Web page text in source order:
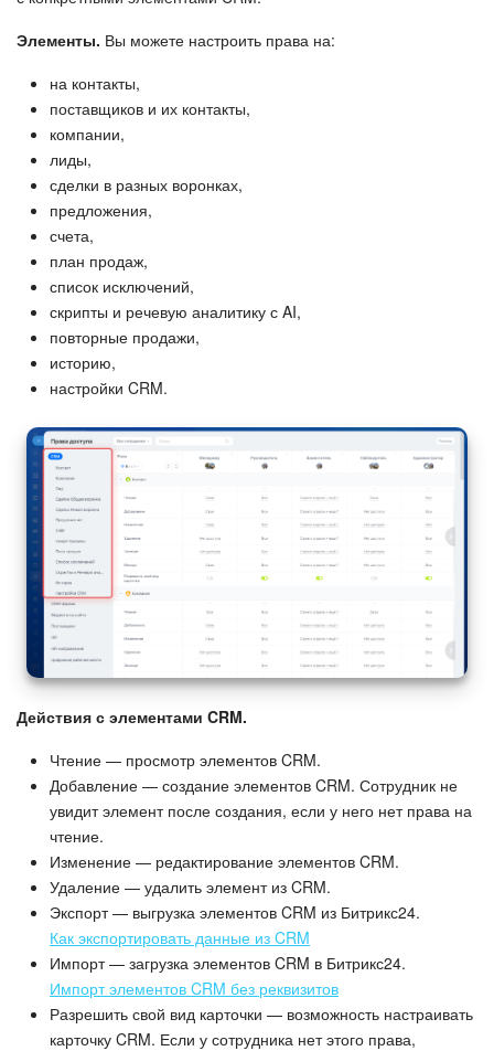
Элементы. Вы можете настроить права на:
на контакты,
поставщиков и их контакты,
компании,
лиды,
сделки в разных воронках,
предложения,
счета,
план продаж,
список исключений,
скрипты и речевую аналитику с AI,
повторные продажи,
историю,
настройки CRM.
Действия с элементами CRM.
Чтение — просмотр элементов CRM.
Добавление — создание элементов CRM. Сотрудник не
увидит элемент после создания, если у него нет права на
чтение.
Изменение — редактирование элементов CRM.
Удаление — удалить элемент из CRM.
Экспорт — выгрузка элементов CRM из Битрикс24.
Как экспортировать данные из CRM
Импорт — загрузка элементов CRM в Битрикс24.
Импорт элементов CRM без реквизитов
Разрешить свой вид карточки — возможность настраивать
карточку CRM. Если у сотрудника нет этого права,